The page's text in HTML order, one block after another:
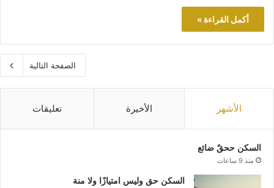
أكمل القراءة »
الصفحة التالية
الأشهر الأخيرة تعليقات
السكن ححقٌ ضائع
منذ 9 ساعات
السكن حق وليس امتيازًا ولا منة